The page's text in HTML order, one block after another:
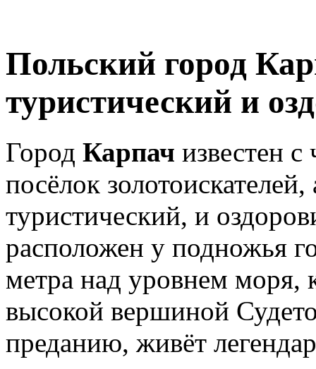
Польский город
туристический и
Город Карпач известен с
посёлок
туристический, и
расположен у подножья
метра над уровнем моря,
высокой вершиной
преданию, живёт